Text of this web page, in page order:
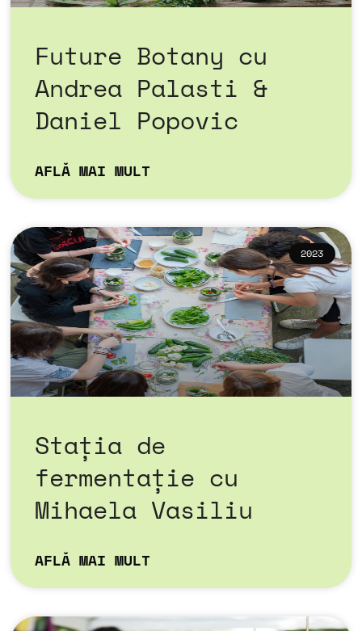
Future Botany cu
Andrea Palasti &
Daniel Popovic
AFLĂ MAI MULT
2023
Stația de
fermentație cu
Mihaela Vasiliu
AFLĂ MAI MULT